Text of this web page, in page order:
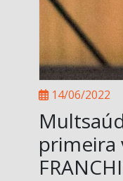
14/06/2022
primeira